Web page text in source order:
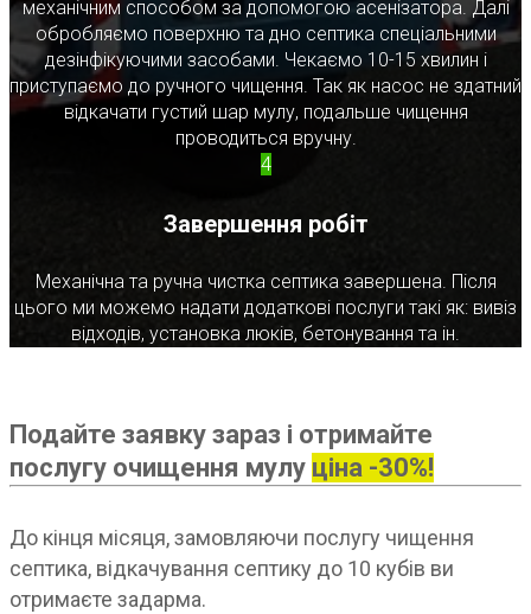
механічним способом за допомогою асенізатора. Далі
обробляємо поверхню та дно септика спеціальними
дезінфікуючими засобами. Чекаємо 10-15 хвилин і
приступаємо до ручного чищення. Так як насос не здатний
відкачати густий шар мулу, подальше чищення
проводиться вручну.
4
Завершення робіт
Механічна та ручна чистка септика завершена. Після
цього ми можемо надати додаткові послуги такі як: вивіз
відходів, установка люків, бетонування та ін.
Подайте заявку зараз і отримайте
послугу очищення мулу ціна -30%!
До кінця місяця, замовляючи послугу чищення
септика, відкачування септику до 10 кубів ви
отримаєте задарма.